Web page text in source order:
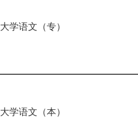
大学语文（专）
大学语文（本）